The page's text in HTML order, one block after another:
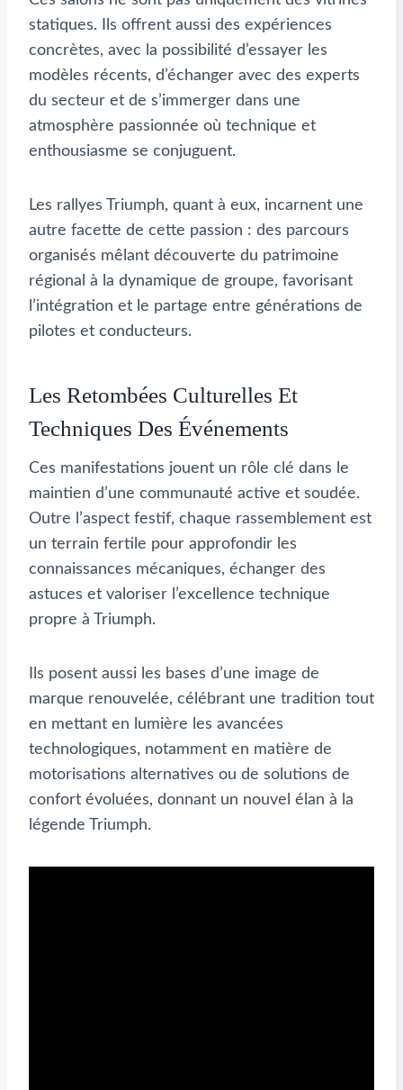
statiques. Ils offrent aussi des expériences
concrètes, avec la possibilité d’essayer les
modèles récents, d’échanger avec des experts
du secteur et de s’immerger dans une
atmosphère passionnée où technique et
enthousiasme se conjuguent.
Les rallyes Triumph, quant à eux, incarnent une
autre facette de cette passion : des parcours
organisés mêlant découverte du patrimoine
régional à la dynamique de groupe, favorisant
l’intégration et le partage entre générations de
pilotes et conducteurs.
Les Retombées Culturelles Et
Techniques Des Événements
Ces manifestations jouent un rôle clé dans le
maintien d’une communauté active et soudée.
Outre l’aspect festif, chaque rassemblement est
un terrain fertile pour approfondir les
connaissances mécaniques, échanger des
astuces et valoriser l’excellence technique
propre à Triumph.
Ils posent aussi les bases d’une image de
marque renouvelée, célébrant une tradition tout
en mettant en lumière les avancées
technologiques, notamment en matière de
motorisations alternatives ou de solutions de
confort évoluées, donnant un nouvel élan à la
légende Triumph.